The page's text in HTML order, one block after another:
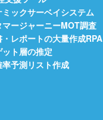
ミックサーベイシステム
マージャーニーMOT調査
レポートの大量作成RPA
ット層の推定
予測リスト作成